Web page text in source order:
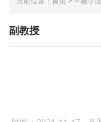
副教授